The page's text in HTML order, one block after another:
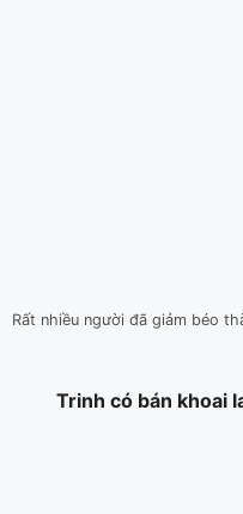
Rất nhiều người đã giảm béo
Trinh có bán khoai